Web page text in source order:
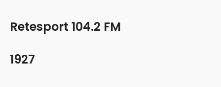
1927
Retesport 104.2 FM